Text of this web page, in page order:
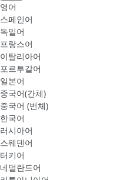
영어
스페인어
독일어
프랑스어
이탈리아어
포르투갈어
일본어
중국어(간체)
중국어 (번체)
한국어
러시아어
스웨덴어
터키어
네덜란드어